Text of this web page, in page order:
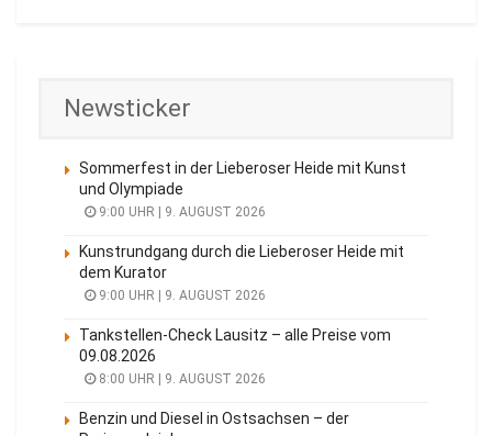
Newsticker
Sommerfest in der Lieberoser Heide mit Kunst
und Olympiade
9:00 UHR | 9. AUGUST 2026
Kunstrundgang durch die Lieberoser Heide mit
dem Kurator
9:00 UHR | 9. AUGUST 2026
Tankstellen-Check Lausitz – alle Preise vom
09.08.2026
8:00 UHR | 9. AUGUST 2026
Benzin und Diesel in Ostsachsen – der